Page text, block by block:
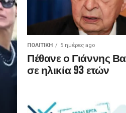
ΠΟΛΙΤΙΚΉ 5 ημέρες ago
Πέθανε ο Γιάννης
σε ηλικία 93 ετών